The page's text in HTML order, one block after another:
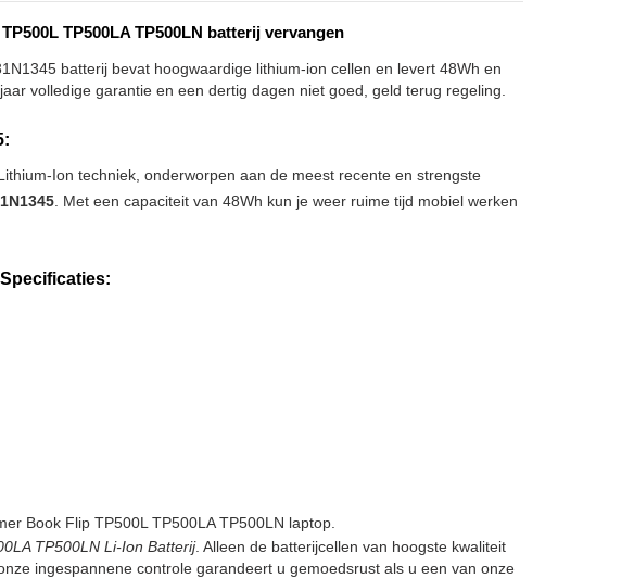
TP500LA TP500LN batterij vervangen
batterij bevat hoogwaardige lithium-ion cellen en levert 48Wh en
volledige garantie en een dertig dagen niet goed, geld terug regeling.
Ion techniek, onderworpen aan de meest recente en strengste
. Met een capaciteit van 48Wh kun je weer ruime tijd mobiel werken
Book Flip TP500L TP500LA TP500LN laptop.
TP500LN Li-Ion Batterij. Alleen de batterijcellen van hoogste kwaliteit
ingespannene controle garandeert u gemoedsrust als u een van onze